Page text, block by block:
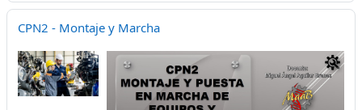
CPN2 - Montaje y Marcha